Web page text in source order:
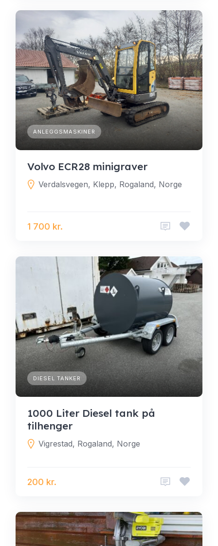
ANLEGGSMASKINER
Volvo ECR28 minigraver
Verdalsvegen, Klepp, Rogaland, Norge
1 700 kr.
DIESEL TANKER
1000 Liter Diesel tank på
tilhenger
Vigrestad, Rogaland, Norge
200 kr.